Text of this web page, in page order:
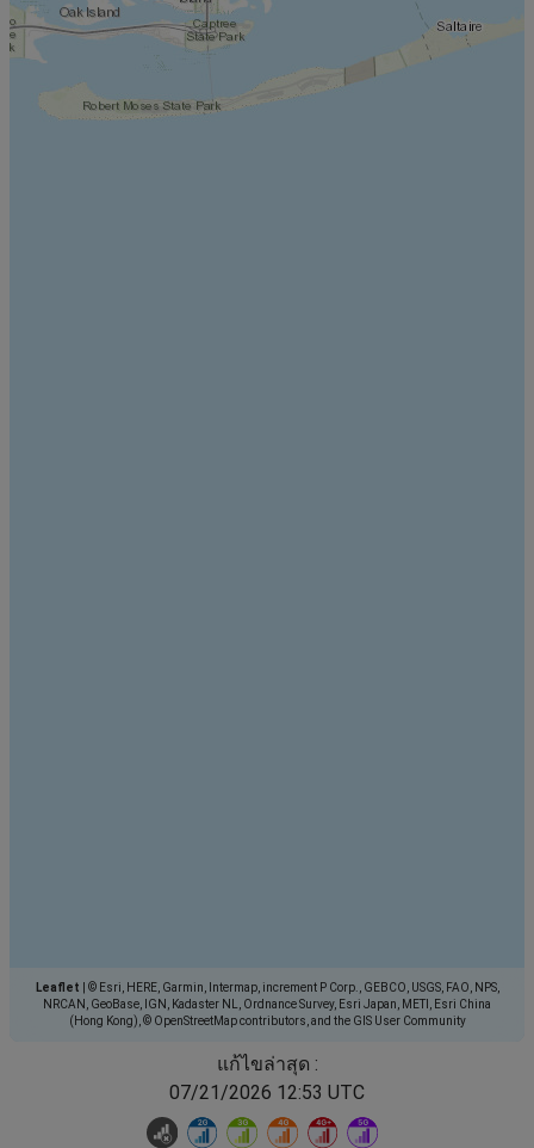
Leaflet
© Esri, HERE, Garmin, Intermap, increment P Corp., GEBCO, USGS, FAO, NPS,
NRCAN, GeoBase, IGN, Kadaster NL, Ordnance Survey, Esri Japan, METI, Esri China
(Hong Kong), © OpenStreetMap contributors, and the GIS User Community
แก้ไขล่าสุด :
07/21/2026 12:53 UTC